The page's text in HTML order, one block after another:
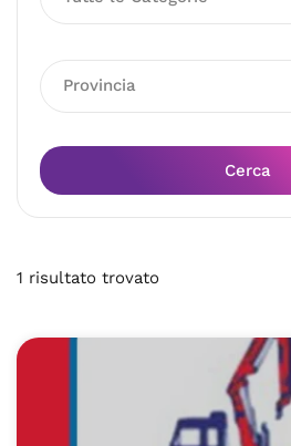
Provincia
Cerca
1 risultato trovato